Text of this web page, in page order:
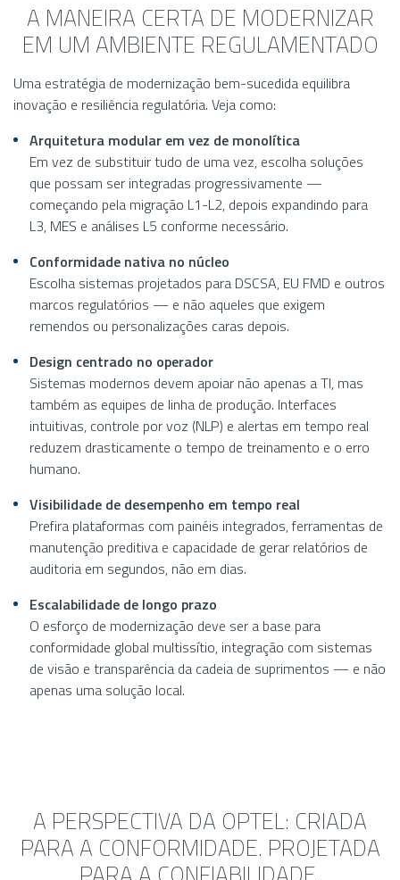
A MANEIRA CERTA DE MODERNIZAR
EM UM AMBIENTE REGULAMENTADO
Uma estratégia de modernização bem-sucedida equilibra
inovação e resiliência regulatória. Veja como:
Arquitetura modular em vez de monolítica
Em vez de substituir tudo de uma vez, escolha soluções
que possam ser integradas progressivamente —
começando pela migração L1-L2, depois expandindo para
L3, MES e análises L5 conforme necessário.
Conformidade nativa no núcleo
Escolha sistemas projetados para DSCSA, EU FMD e outros
marcos regulatórios — e não aqueles que exigem
remendos ou personalizações caras depois.
Design centrado no operador
Sistemas modernos devem apoiar não apenas a TI, mas
também as equipes de linha de produção. Interfaces
intuitivas, controle por voz (NLP) e alertas em tempo real
reduzem drasticamente o tempo de treinamento e o erro
humano.
Visibilidade de desempenho em tempo real
Prefira plataformas com painéis integrados, ferramentas de
manutenção preditiva e capacidade de gerar relatórios de
auditoria em segundos, não em dias.
Escalabilidade de longo prazo
O esforço de modernização deve ser a base para
conformidade global multissítio, integração com sistemas
de visão e transparência da cadeia de suprimentos — e não
apenas uma solução local.
A PERSPECTIVA DA OPTEL: CRIADA
PARA A CONFORMIDADE. PROJETADA